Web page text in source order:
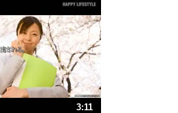
しない人になる30の方法
考
ブになれない原因は、行動しないから。
思考になる30の方法
対策
なんとかなるもの。3:11